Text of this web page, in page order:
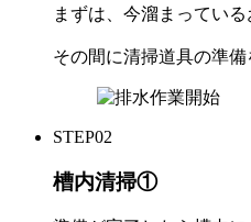
まずは、今溜まってい
その間に清掃道具の準備
STEP02
槽内清掃①